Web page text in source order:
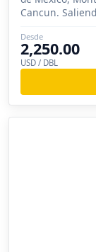
Cancun.
Desde
2,250.00
USD / DBL